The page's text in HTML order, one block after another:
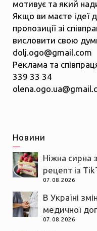
мотивує та який
Якщо ви маєте ідеї
пропозиції зі
висловити свою
dolj.ogo@gmail.com
Реклама та
339 33 34
Новини
Ніжна сирна
рецепт із
07.08.2026
В Україні
медичної
07.08.2026